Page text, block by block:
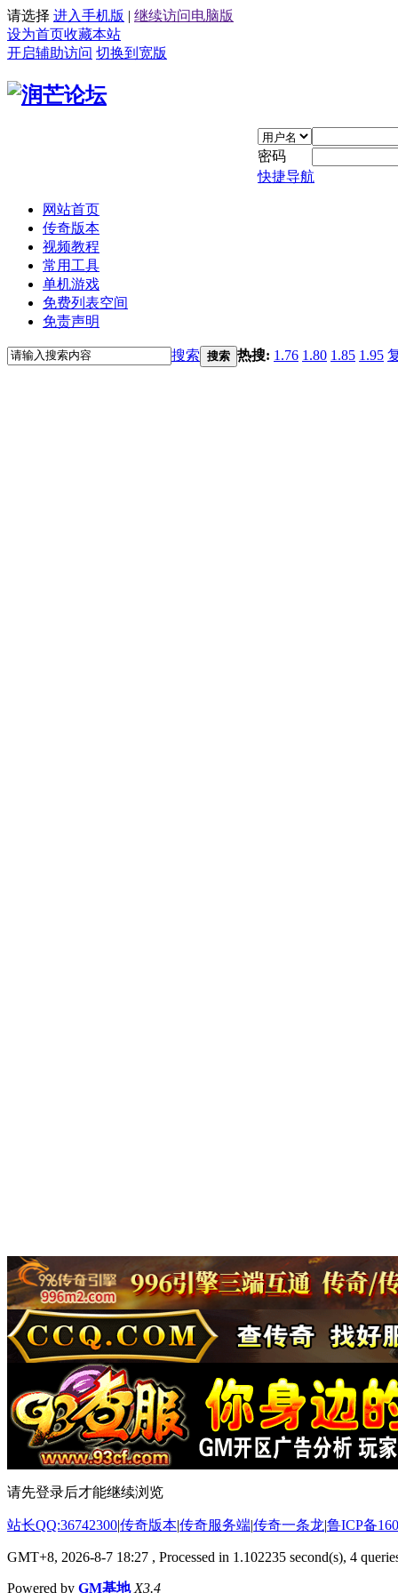
请选择 进入手机版 | 继续访问电脑版
设为首页收藏本站
开启辅助访问 切换到宽版
密码
快捷导航
网站首页
传奇版本
视频教程
常用工具
单机游戏
免费列表空间
免责声明
搜索 搜索 热搜: 1.76 1.80 1.85 1.95
请先登录后才能继续浏览
站长QQ:36742300|传奇版本|传奇服务端|传奇一条龙|鲁ICP备
GMT+8, 2026-8-7 18:27 , Processed in 1.102235 second(s), 4
Powered by GM基地 X3.4